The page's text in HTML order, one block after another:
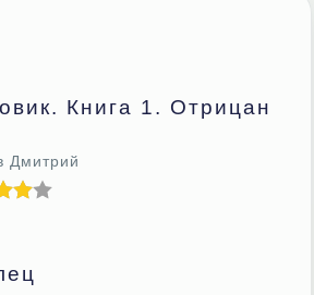
Книга 1. Отрицан
Дмитрий